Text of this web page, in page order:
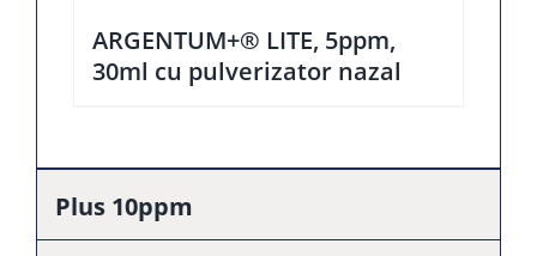
ARGENTUM+® LITE, 5ppm,
30ml cu pulverizator nazal
Plus 10ppm